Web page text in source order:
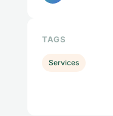
TAGS
Services